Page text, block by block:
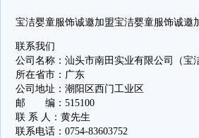
宝洁婴童服饰诚邀加盟宝洁婴童服饰诚邀
联系我们
公司名称：汕头市南田实业有限公司（宝
所在省市：广东
公司地址：潮阳区西门工业区
邮 编：515100
联 系 人：黄先生
联系电话：0754-83603752